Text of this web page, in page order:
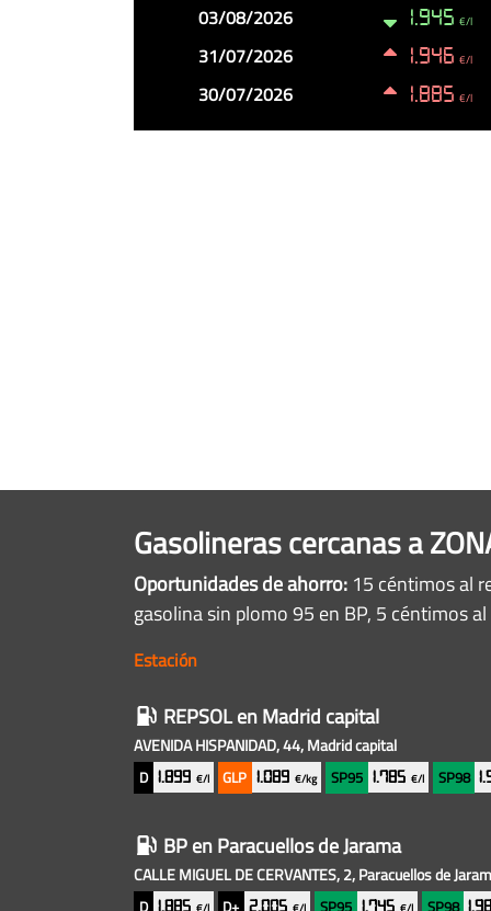
03/08/2026 1.945 €/l
31/07/2026 1.946 €/l
30/07/2026 1.885 €/l
Gasolineras cercanas a
Oportunidades de ahorro: 15 céntimos al
gasolina sin plomo 95 en BP, 5 céntimos
Gasolineras
baratas
cercanas
Estación
REPSOLen Madrid capital
AVENIDA HISPANIDAD, 44, Madrid capital
D 1.899 €/l GLP 1.089€/kg SP95 1.785 €/l SP98
BPen Paracuellos de Jarama
CALLE MIGUEL DE CERVANTES, 2, Paracuellos de
D 1.885 D+ 2.005 SP95 1.745 SP98